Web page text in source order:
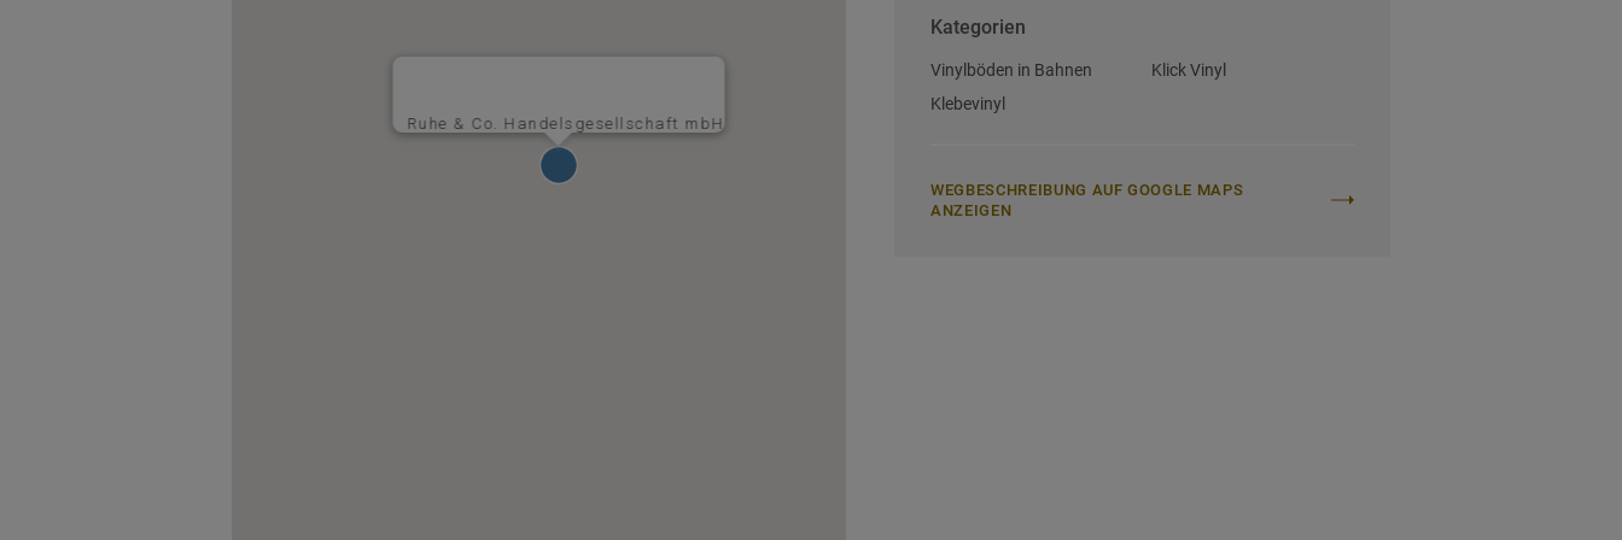
Ruhe & Co. Handelsgesellschaft mbH
Kategorien
Vinylböden in Bahnen
Klebevinyl
Klick Vinyl
WEGBESCHREIBUNG AUF GOOGLE MAPS
ANZEIGEN